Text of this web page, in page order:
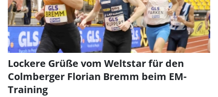
Lockere Grüße vom Weltstar für den
Colmberger Florian Bremm beim EM-
Training